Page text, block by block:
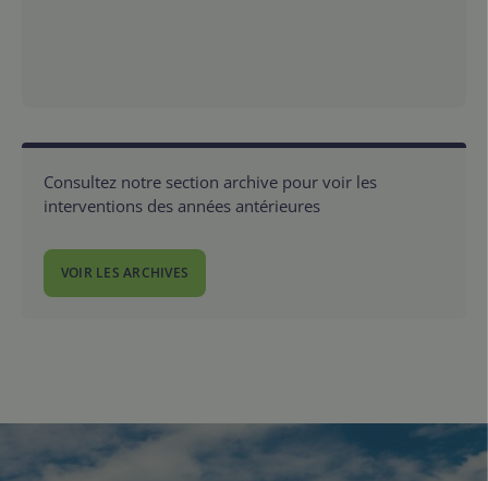
Consultez notre section archive pour voir les
interventions des années antérieures
VOIR LES ARCHIVES